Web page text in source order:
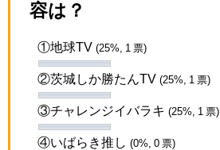
容は？
①地球TV (25%, 1 票)
②茨城しか勝たんTV (25%, 1 票)
③チャレンジイバラキ (25%, 1 票)
④いばらき推し (0%, 0 票)